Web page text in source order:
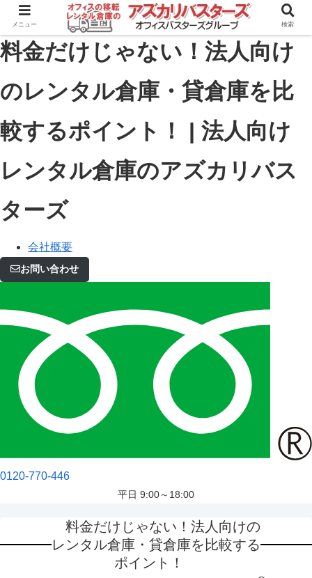
料金だけじゃない！法人向け
のレンタル倉庫・貸倉庫を比
較するポイント！ | 法人向け
レンタル倉庫のアズカリバス
ターズ
会社概要
お問い合わせ
0120-770-446
平日 9:00～18:00
料金だけじゃない！法人向けの
レンタル倉庫・貸倉庫を比較する
ポイント！
メニュー 検索